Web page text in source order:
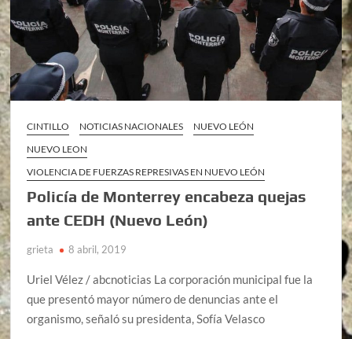
CINTILLO NOTICIAS NACIONALES
NUEVO LEÓN
NUEVO LEON
VIOLENCIA DE FUERZAS REPRESIVAS EN NUEVO LEÓN
Policía de Monterrey encabeza quejas
ante CEDH (Nuevo León)
grieta 8 abril, 2019
Uriel Vélez / abcnoticias La corporación municipal fue la
que presentó mayor número de denuncias ante el
organismo, señaló su presidenta, Sofía Velasco